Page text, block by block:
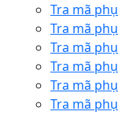
Tra mã
Tra mã
Tra mã
Tra mã
Tra mã
Tra mã